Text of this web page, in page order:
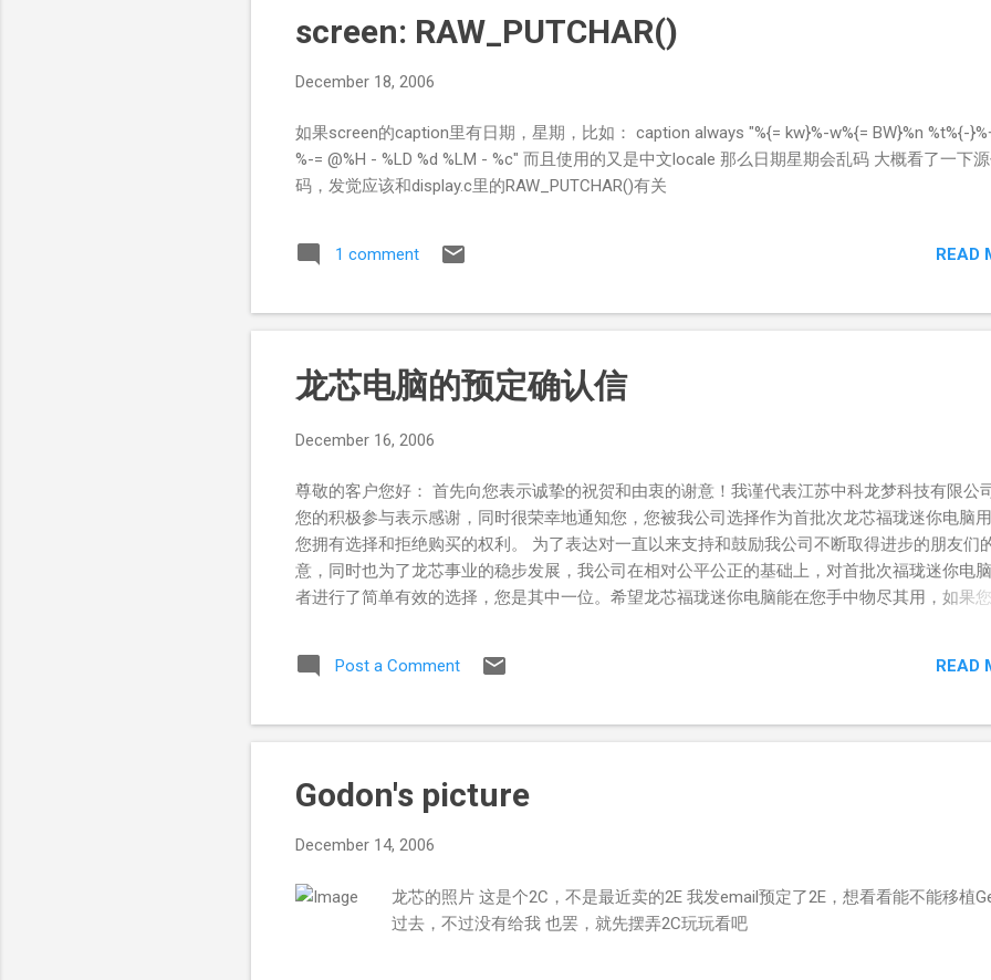
screen: RAW_PUTCHAR()
December 18, 2006
如果screen的caption里有日期，星期，比如： caption always "%{= kw}%-w%{= BW}%n %t%{-
%-= @%H - %LD %d %LM - %c" 而且使用的又是中文locale 那么日期星期会乱码 大概看了一下
码，发觉应该和display.c里的RAW_PUTCHAR()有关
1 comment READ
龙芯电脑的预定确认信
December 16, 2006
尊敬的客户您好： 首先向您表示诚挚的祝贺和由衷的谢意！我谨代表江苏中科龙梦科技有限公
您的积极参与表示感谢，同时很荣幸地通知您，您被我公司选择作为首批次龙芯福珑迷你电脑用
您拥有选择和拒绝购买的权利。 为了表达对一直以来支持和鼓励我公司不断取得进步的朋友们
意，同时也为了龙芯事业的稳步发展，我公司在相对公平公正的基础上，对首批次福珑迷你电
者进行了简单有效的选择，您是其中一位。希望龙芯福珑迷你电脑能在您手中物尽其用，如果
联系方式是正确有效的，如因此出现的任何问题，我公司将不负责任。另外请注意，目前我公司
开通资金帐号，请不要急于打款，具体的返款措施，我们将于后期公布。 在此回执的客户我们
2006.12.08
Post a Comment READ
Godon's picture
December 14, 2006
龙芯的照片 这是个2C，不是最近卖的2E 我发email预定了2E，想看看能不能移植
过去，不过没有给我 也罢，就先摆弄2C玩玩看吧